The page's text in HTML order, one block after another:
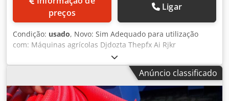
preços
Ligar
Condição: usado, Novo: Sim Adequado para utilização
com: Máquinas agrícolas Djdozta Thepfx Ai Rjkr
Anúncio classificado